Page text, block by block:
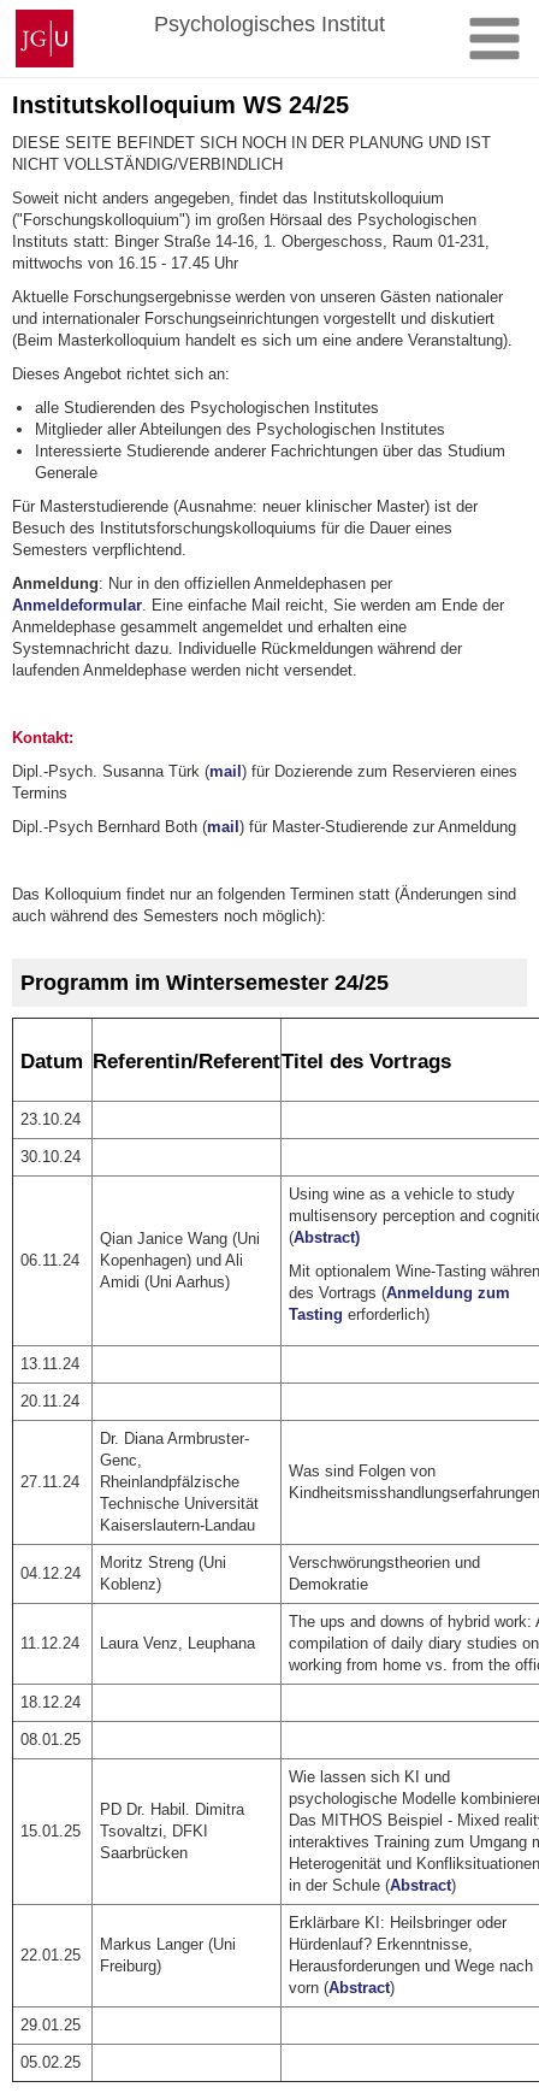
Zum
Inhalt
springen
Johannes
Gutenberg-
Universität
Mainz
Psychologisches Institut
Institutskolloquium WS 24/25
DIESE SEITE BEFINDET SICH NOCH IN DER PLANUNG UND IST
NICHT VOLLSTÄNDIG/VERBINDLICH
Soweit nicht anders angegeben, findet das Institutskolloquium
("Forschungskolloquium") im großen Hörsaal des Psychologischen
Instituts statt: Binger Straße 14-16, 1. Obergeschoss, Raum 01-231,
mittwochs von 16.15 - 17.45 Uhr
Aktuelle Forschungsergebnisse werden von unseren Gästen nationaler
und internationaler Forschungseinrichtungen vorgestellt und diskutiert
(Beim Masterkolloquium handelt es sich um eine andere Veranstaltung).
Dieses Angebot richtet sich an:
alle Studierenden des Psychologischen Institutes
Mitglieder aller Abteilungen des Psychologischen Institutes
Interessierte Studierende anderer Fachrichtungen über das Studium
Generale
Für Masterstudierende (Ausnahme: neuer klinischer Master) ist der
Besuch des Institutsforschungskolloquiums für die Dauer eines
Semesters verpflichtend.
Anmeldung: Nur in den offiziellen Anmeldephasen per
Anmeldeformular . Eine einfache Mail reicht, Sie werden am Ende der
Anmeldephase gesammelt angemeldet und erhalten eine
Systemnachricht dazu. Individuelle Rückmeldungen während der
laufenden Anmeldephase werden nicht versendet.
Kontakt:
Dipl.-Psych. Susanna Türk (mail) für Dozierende zum Reservieren eines
Termins
Dipl.-Psych Bernhard Both (mail) für Master-Studierende zur Anmeldung
Das Kolloquium findet nur an folgenden Terminen statt (Änderungen sind
auch während des Semesters noch möglich):
Programm im Wintersemester 24/25
Datum Referentin/ReferentTitel des Vortrags
23.10.24
30.10.24
06.11.24
Qian Janice Wang (Uni
Kopenhagen) und Ali
Amidi (Uni Aarhus)
Using wine as a vehicle to study
multisensory perception and
(Abstract)
Mit optionalem Wine-Tasting
des Vortrags (Anmeldung zum
Tasting erforderlich)
13.11.24
20.11.24
27.11.24
Dr. Diana Armbruster-
Genc,
Rheinlandpfälzische
Technische Universität
Kaiserslautern-Landau
Was sind Folgen von
04.12.24
Moritz Streng (Uni
Koblenz)
Verschwörungstheorien und
Demokratie
11.12.24 Laura Venz, Leuphana
The ups and downs of hybrid work:
compilation of daily diary studies on
working from home vs. from the
18.12.24
08.01.25
15.01.25
PD Dr. Habil. Dimitra
Tsovaltzi, DFKI
Saarbrücken
Wie lassen sich KI und
psychologische Modelle
Das MITHOS Beispiel - Mixed
interaktives Training zum Umgang
Heterogenität und
in der Schule (Abstract)
22.01.25
Markus Langer (Uni
Freiburg)
Erklärbare KI: Heilsbringer oder
Hürdenlauf? Erkenntnisse,
Herausforderungen und Wege nach
vorn (Abstract)
29.01.25
05.02.25